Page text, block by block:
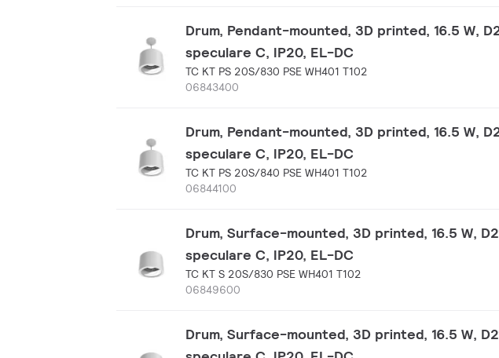
Drum, Pendant-mounted, 3D printed, 16.5 W,
speculare C, IP20, EL-DC
TC KT PS 20S/830 PSE WH401 T102
06843400
Drum, Pendant-mounted, 3D printed, 16.5 W,
speculare C, IP20, EL-DC
TC KT PS 20S/840 PSE WH401 T102
06844100
Drum, Surface-mounted, 3D printed, 16.5 W,
speculare C, IP20, EL-DC
TC KT S 20S/830 PSE WH401 T102
06849600
Drum, Surface-mounted, 3D printed, 16.5 W,